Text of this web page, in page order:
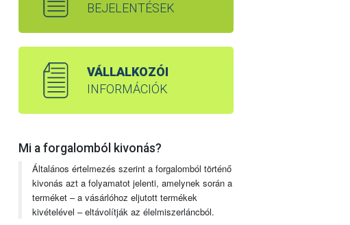
BEJELENTÉSEK
VÁLLALKOZÓI
INFORMÁCIÓK
Mi a forgalomból kivonás?
Általános értelmezés szerint a forgalomból történő
kivonás azt a folyamatot jelenti, amelynek során a
terméket – a vásárlóhoz eljutott termékek
kivételével – eltávolítják az élelmiszerláncból.